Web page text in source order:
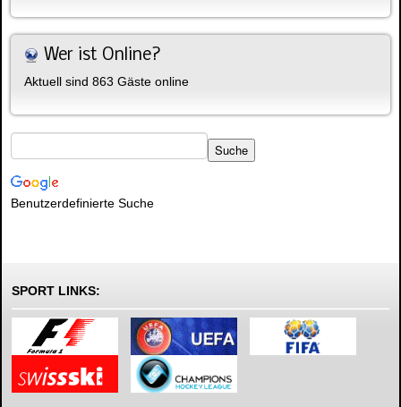
Wer ist Online?
Aktuell sind 863 Gäste online
Benutzerdefinierte Suche
SPORT LINKS: